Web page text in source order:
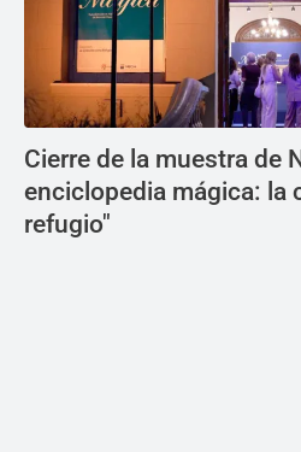
Cierre de la muestra de
enciclopedia mágica: la
refugio"